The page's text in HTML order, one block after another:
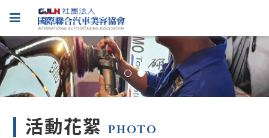
活動花絮 PHOTO